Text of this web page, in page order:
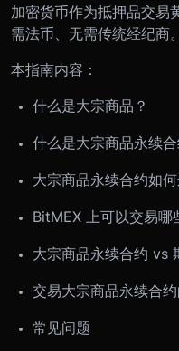
加密货币作为抵押品交易
需法币、无需传统经纪商。
本指南内容：
什么是大宗商品？
什么是大宗商品永续合
大宗商品永续合约如何
BitMEX 上可以交易哪
大宗商品永续合约 vs
交易大宗商品永续合
常见问题